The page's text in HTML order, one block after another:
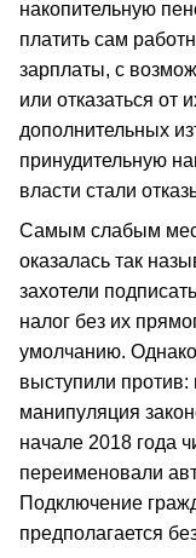
накопительную
платить сам
зарплаты, с
или отказаться от
дополнительных
принудительную
власти стали
Самым слабым
оказалась так
захотели
налог без их
умолчанию.
выступили
манипуляция
начале 2018 года
переименовали
Подключение
предполагается